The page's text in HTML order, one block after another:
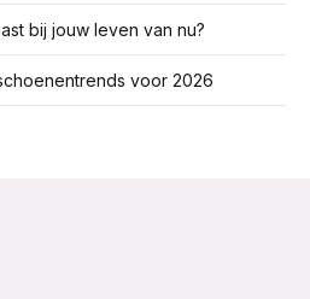
bij jouw leven van nu?
voor 2026